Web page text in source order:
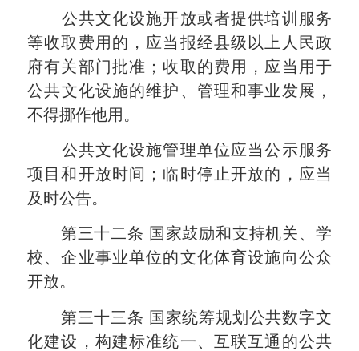
公共文化设施开放或者提供培训服务
等收取费用的，应当报经县级以上人民政
府有关部门批准；收取的费用，应当用于
公共文化设施的维护、管理和事业发展，
不得挪作他用。
公共文化设施管理单位应当公示服务
项目和开放时间；临时停止开放的，应当
及时公告。
第三十二条 国家鼓励和支持机关、学
校、企业事业单位的文化体育设施向公众
开放。
第三十三条 国家统筹规划公共数字文
化建设，构建标准统一、互联互通的公共